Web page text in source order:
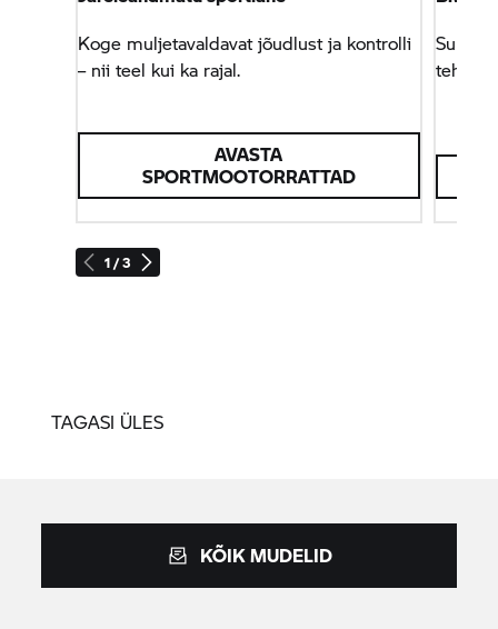
1 / 3
Koge muljetavaldavat jõudlust ja kontrolli
– nii teel kui ka rajal.
AVASTA
SPORTMOOTORRATTAD
TAGASI ÜLES
KÕIK MUDELID